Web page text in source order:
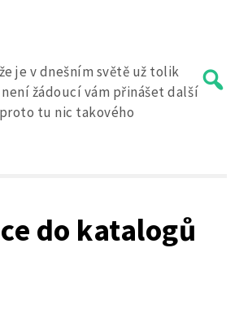
je v dnešním světě už tolik
žádoucí vám přinášet další
tu nic takového
do katalogů